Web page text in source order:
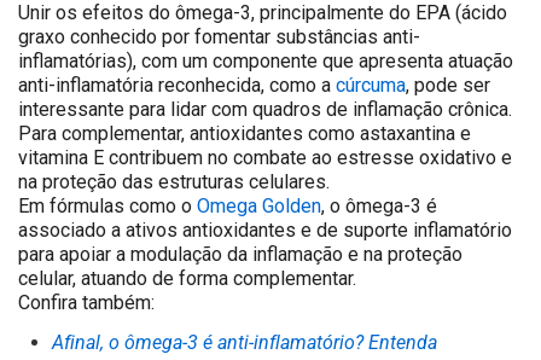
Unir os efeitos do ômega-3, principalmente do EPA (ácido
graxo conhecido por fomentar substâncias anti-
inflamatórias), com um componente que apresenta atuação
anti-inflamatória reconhecida, como a cúrcuma, pode ser
interessante para lidar com quadros de inflamação crônica.
Para complementar, antioxidantes como astaxantina e
vitamina E contribuem no combate ao estresse oxidativo e
na proteção das estruturas celulares.
Em fórmulas como o Omega Golden, o ômega-3 é
associado a ativos antioxidantes e de suporte inflamatório
para apoiar a modulação da inflamação e na proteção
celular, atuando de forma complementar.
Confira também:
Afinal, o ômega-3 é anti-inflamatório? Entenda